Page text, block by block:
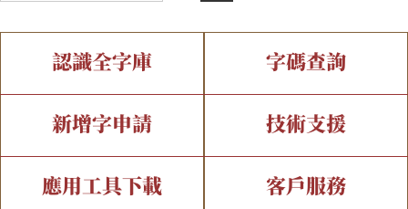
認識全字庫
全字庫介紹 全字庫現況
中文碼介紹 專有名詞介紹
字碼查詢
IDS查詢 部件查詢
複合查詢 注音查詢
新增字申請
新字申請處理流程
技術支援
字形即時顯示 造字解決方案
應用工具下載 客戶服務